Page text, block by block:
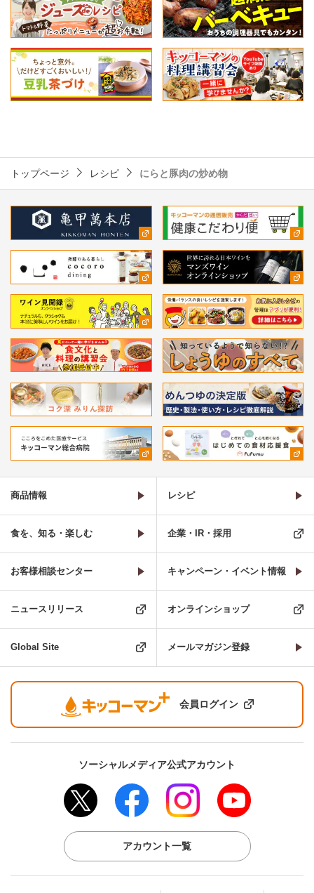
トップページ レシピ にらと豚肉の炒め物
商品情報 レシピ
食を、知る・楽しむ 企業・IR・採用
お客様相談センター キャンペーン・イベント情報
ニュースリリース オンラインショップ
Global Site メールマガジン登録
会員ログイン
ソーシャルメディア公式アカウント
アカウント一覧